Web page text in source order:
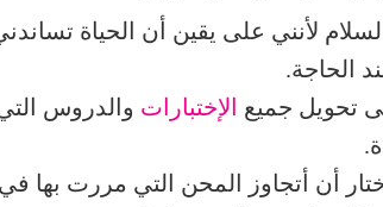
لأنني على يقين أن الحياة
الحاجة.
تحويل جميع الإختبارات والدروس
أختار أن أتجاوز المحن التي مررت بها